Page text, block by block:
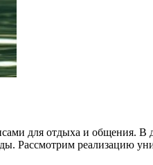
для отдыха и общения. В
Рассмотрим реализацию